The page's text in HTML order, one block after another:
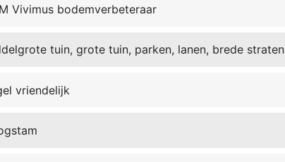
Vivimus bodemverbeteraar
tuin, grote tuin, parken, lanen, brede straten
vriendelijk